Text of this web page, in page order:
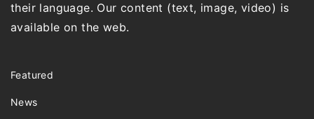
their language. Our content (text, image, video) is
available on the web.
Featured
News